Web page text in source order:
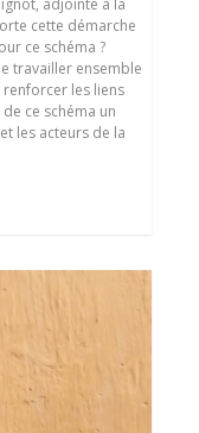
adjointe à la
cette démarche
ce schéma ?
travailler ensemble
renforcer les liens
ce schéma un
les acteurs de la